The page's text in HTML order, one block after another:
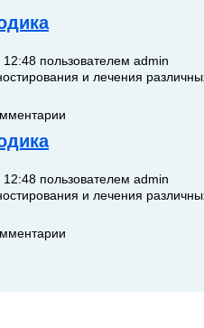
12:48 пользователем admin
и лечения
12:48 пользователем admin
и лечения